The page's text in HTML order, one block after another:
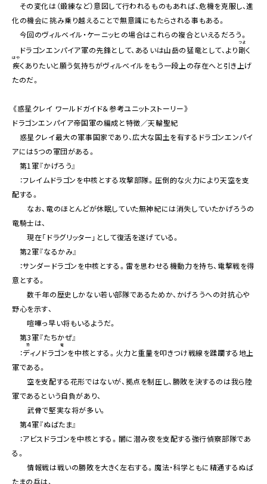
その変化は（鍛練など）意図して行われるものもあれば、危機を克服し、進
化の機会に挑み乗り越えることで無意識にもたらされる事もある。
今回のヴィルベイル・ケーニッヒの場合はこれらの複合といえるだろう。
ドラゴンエンパイア軍の先鋒として、あるいは山岳の猛竜として、より剛
つよ
く
疾
はや
くありたいと願う気持ちがヴィルベイルをもう一段上の存在へと引き上げ
たのだ。
《惑星クレイ ワールドガイド＆参考ユニットストーリー》
ドラゴンエンパイア帝国軍の編成と特徴／天輪聖紀
惑星クレイ最大の軍事国家であり、広大な国土を有するドラゴンエンパイ
アには5つの軍団がある。
第1軍『かげろう』
：フレイムドラゴンを中核とする攻撃部隊。圧倒的な火力により天空を支
配する。
なお、竜のほとんどが休眠していた無神紀には消失していたかげろうの
竜騎士は、
現在「ドラグリッター」として復活を遂げている。
第2軍『なるかみ』
：サンダードラゴンを中核とする。雷を思わせる機動力を持ち、電撃戦を得
意とする。
数千年の歴史しかない若い部隊であるためか、かげろうへの対抗心や
野心を示す、
喧嘩っ早い将もいるようだ。
第3軍『たちかぜ』
：ディノドラゴン
恐竜
を中核とする。火力と重量を叩きつけ戦線を蹂躙する地上
軍である。
空を支配する花形ではないが、拠点を制圧し、勝敗を決するのは我ら陸
軍であるという自負があり、
武骨で堅実な将が多い。
第4軍『ぬばたま』
：アビスドラゴンを中核とする。闇に潜み夜を支配する強行偵察部隊であ
る。
情報戦は戦いの勝敗を大きく左右する。魔法・科学ともに精通するぬば
たまの兵は、